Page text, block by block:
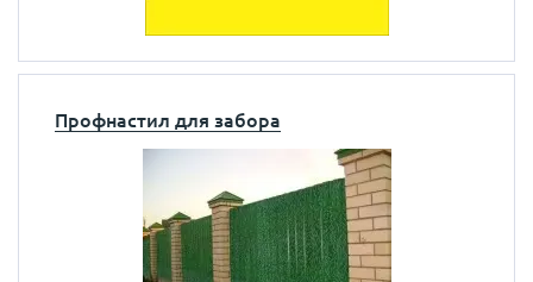
Профнастил для забора